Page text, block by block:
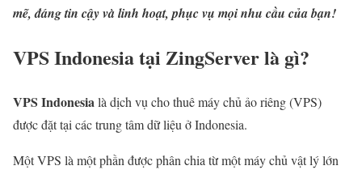
mẽ, đáng tin cậy và linh hoạt, phục vụ mọi nhu cầu của bạn!
VPS Indonesia tại ZingServer là gì?
VPS Indonesia là dịch vụ cho thuê máy chủ ảo riêng (VPS)
được đặt tại các trung tâm dữ liệu ở Indonesia.
Một VPS là một phần được phân chia từ một máy chủ vật lý lớn